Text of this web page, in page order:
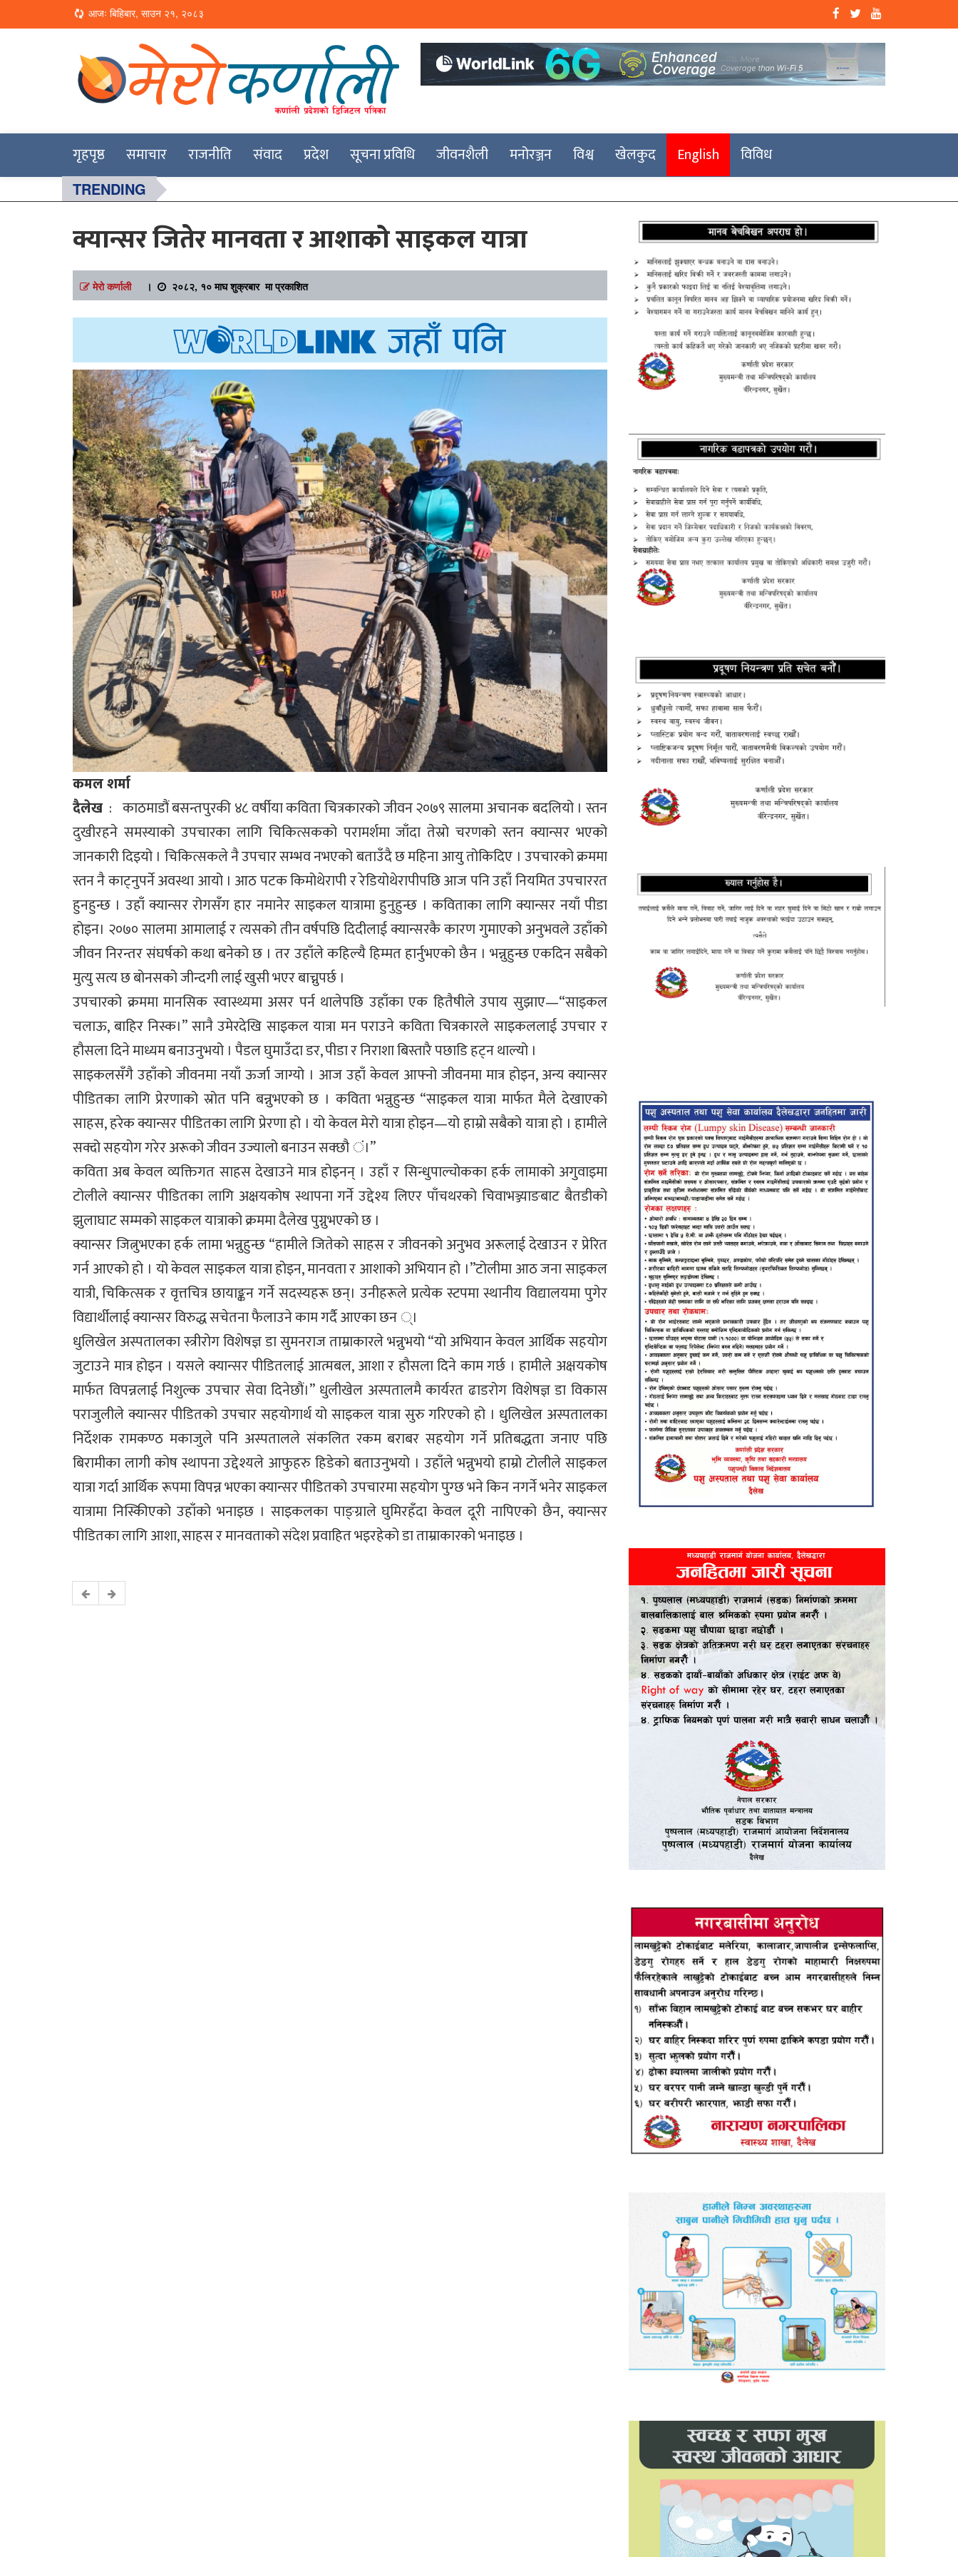
Loading...
आजः बिहिबार, साउन २१, २०८३
Merokarnali
गृहपृष्ठ समाचार राजनीति संवाद प्रदेश सूचना प्रविधि जीवनशैली मनोरञ्जन विश्व खेलकुद English विविध
TRENDING
क्यान्सर जितेर मानवता र आशाको साइकल यात्रा
मेरो कर्णाली। २०८२, १० माघ शुक्रबार मा प्रकाशित
कमल शर्मा
दैलेख : काठमाडौं बसन्तपुरकी ४८ वर्षीया कविता चित्रकारको जीवन २०७९ सालमा अचानक बदलियो । स्तन
दुखीरहने समस्याको उपचारका लागि चिकित्सकको परामर्शमा जाँदा तेस्रो चरणको स्तन क्यान्सर भएको
जानकारी दिइयो । चिकित्सकले नै उपचार सम्भव नभएको बताउँदै छ महिना आयु तोकिदिए । उपचारको क्रममा
स्तन नै काट्नुपर्ने अवस्था आयो । आठ पटक किमोथेरापी र रेडियोथेरापीपछि आज पनि उहाँ नियमित उपचाररत
हुनहुन्छ । उहाँ क्यान्सर रोगसँग हार नमानेर साइकल यात्रामा हुनुहुन्छ । कविताका लागि क्यान्सर नयाँ पीडा
होइन। २०७० सालमा आमालाई र त्यसको तीन वर्षपछि दिदीलाई क्यान्सरकै कारण गुमाएको अनुभवले उहाँको
जीवन निरन्तर संघर्षको कथा बनेको छ । तर उहाँले कहिल्यै हिम्मत हार्नुभएको छैन । भन्नुहुन्छ एकदिन सबैको
मुत्यु सत्य छ बोनसको जीन्दगी लाई खुसी भएर बाच्नुपर्छ ।
उपचारको क्रममा मानसिक स्वास्थ्यमा असर पर्न थालेपछि उहाँका एक हितैषीले उपाय सुझाए—“साइकल
चलाऊ, बाहिर निस्क।” सानै उमेरदेखि साइकल यात्रा मन पराउने कविता चित्रकारले साइकललाई उपचार र
हौसला दिने माध्यम बनाउनुभयो । पैडल घुमाउँदा डर, पीडा र निराशा बिस्तारै पछाडि हट्न थाल्यो ।
साइकलसँगै उहाँको जीवनमा नयाँ ऊर्जा जाग्यो । आज उहाँ केवल आफ्नो जीवनमा मात्र होइन, अन्य क्यान्सर
पीडितका लागि प्रेरणाको स्रोत पनि बन्नुभएको छ । कविता भन्नुहुन्छ “साइकल यात्रा मार्फत मैले देखाएको
साहस, हरेक क्यान्सर पीडितका लागि प्रेरणा हो । यो केवल मेरो यात्रा होइन—यो हाम्रो सबैको यात्रा हो । हामीले
सक्दो सहयोग गरेर अरूको जीवन उज्यालो बनाउन सक्छौ ं।”
कविता अब केवल व्यक्तिगत साहस देखाउने मात्र होइनन् । उहाँ र सिन्धुपाल्चोकका हर्क लामाको अगुवाइमा
टोलीले क्यान्सर पीडितका लागि अक्षयकोष स्थापना गर्ने उद्देश्य लिएर पाँचथरको चिवाभञ्ज्याङबाट बैतडीको
झुलाघाट सम्मको साइकल यात्राको क्रममा दैलेख पुग्नुभएको छ ।
क्यान्सर जित्नुभएका हर्क लामा भन्नुहुन्छ “हामीले जितेको साहस र जीवनको अनुभव अरूलाई देखाउन र प्रेरित
गर्न आएको हो । यो केवल साइकल यात्रा होइन, मानवता र आशाको अभियान हो ।”टोलीमा आठ जना साइकल
यात्री, चिकित्सक र वृत्तचित्र छायाङ्कन गर्ने सदस्यहरू छन्। उनीहरूले प्रत्येक स्टपमा स्थानीय विद्यालयमा पुगेर
विद्यार्थीलाई क्यान्सर विरुद्ध सचेतना फैलाउने काम गर्दै आएका छन ्।
धुलिखेल अस्पतालका स्त्रीरोग विशेषज्ञ डा सुमनराज ताम्राकारले भन्नुभयो “यो अभियान केवल आर्थिक सहयोग
जुटाउने मात्र होइन । यसले क्यान्सर पीडितलाई आत्मबल, आशा र हौसला दिने काम गर्छ । हामीले अक्षयकोष
मार्फत विपन्नलाई निशुल्क उपचार सेवा दिनेछौं।” धुलीखेल अस्पतालमै कार्यरत ढाडरोग विशेषज्ञ डा विकास
पराजुलीले क्यान्सर पीडितको उपचार सहयोगार्थ यो साइकल यात्रा सुरु गरिएको हो । धुलिखेल अस्पतालका
निर्देशक रामकण्ठ मकाजुले पनि अस्पतालले संकलित रकम बराबर सहयोग गर्ने प्रतिबद्धता जनाए पछि
बिरामीका लागी कोष स्थापना उद्देश्यले आफुहरु हिडेको बताउनुभयो । उहाँले भन्नुभयो हाम्रो टोलीले साइकल
यात्रा गर्दा आर्थिक रूपमा विपन्न भएका क्यान्सर पीडितको उपचारमा सहयोग पुग्छ भने किन नगर्ने भनेर साइकल
यात्रामा निस्किीएको उहाँको भनाइछ । साइकलका पाङ्ग्राले घुमिरहँदा केवल दूरी नापिएको छैन, क्यान्सर
पीडितका लागि आशा, साहस र मानवताको संदेश प्रवाहित भइरहेको डा ताम्राकारको भनाइछ ।